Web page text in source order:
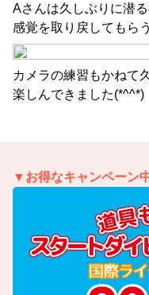
Aさんは久しぶりに潜
感覚を取り戻してもら
カメラの練習もかねて
楽しんできました(*^^*)
▼お得なキャンペーン